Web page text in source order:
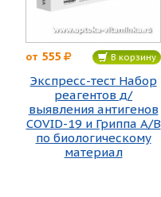
от 555 В корзину
Экспресс-тест Набор
реагентов д/
выявления антигенов
COVID-19 и Гриппа A/B
по биологическому
материал